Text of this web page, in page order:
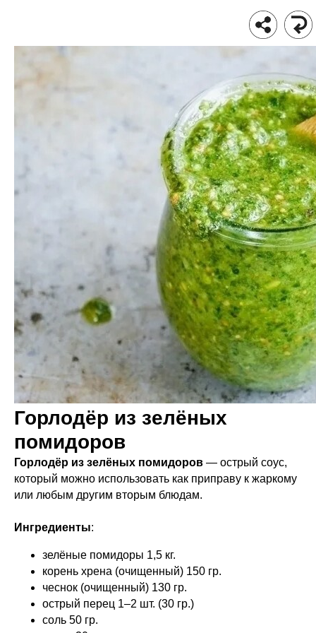
Горлодёр из зелёных
помидоров
Горлодёр из зелёных помидоров — острый соус,
который можно использовать как приправу к жаркому
или любым другим вторым блюдам.
Ингредиенты:
зелёные помидоры 1,5 кг.
корень хрена (очищенный) 150 гр.
чеснок (очищенный) 130 гр.
острый перец 1–2 шт. (30 гр.)
соль 50 гр.